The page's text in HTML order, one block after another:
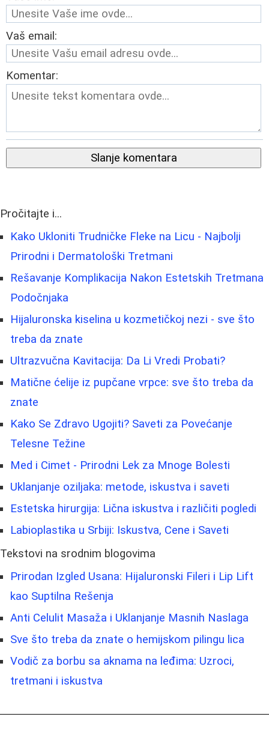
Vaš email:
Komentar:
Slanje komentara
Pročitajte i...
Kako Ukloniti Trudničke Fleke na Licu - Najbolji
Prirodni i Dermatološki Tretmani
Rešavanje Komplikacija Nakon Estetskih Tretmana
Podočnjaka
Hijaluronska kiselina u kozmetičkoj nezi - sve što
treba da znate
Ultrazvučna Kavitacija: Da Li Vredi Probati?
Matične ćelije iz pupčane vrpce: sve što treba da
znate
Kako Se Zdravo Ugojiti? Saveti za Povećanje
Telesne Težine
Med i Cimet - Prirodni Lek za Mnoge Bolesti
Uklanjanje oziljaka: metode, iskustva i saveti
Estetska hirurgija: Lična iskustva i različiti pogledi
Labioplastika u Srbiji: Iskustva, Cene i Saveti
Tekstovi na srodnim blogovima
Prirodan Izgled Usana: Hijaluronski Fileri i Lip Lift
kao Suptilna Rešenja
Anti Celulit Masaža i Uklanjanje Masnih Naslaga
Sve što treba da znate o hemijskom pilingu lica
Vodič za borbu sa aknama na leđima: Uzroci,
tretmani i iskustva